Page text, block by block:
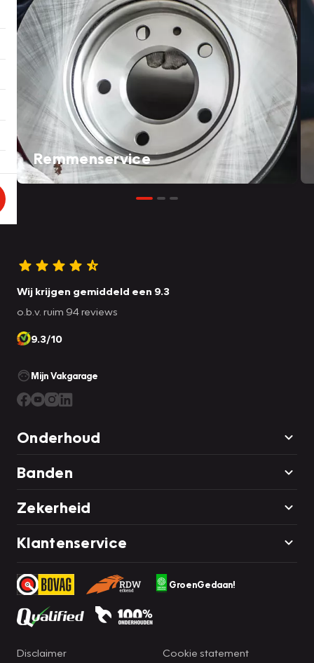
Remmenservice
Wij krijgen gemiddeld een 9.3
o.b.v. ruim 94 reviews
9.3/10
Mijn Vakgarage
Onderhoud
Banden
Zekerheid
Klantenservice
GroenGedaan!
Disclaimer Cookie statement